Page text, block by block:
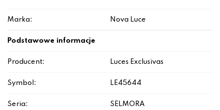
Marka: Nova Luce
Podstawowe informacje
Producent: Luces Exclusivas
Symbol: LE45644
Seria: SELMORA